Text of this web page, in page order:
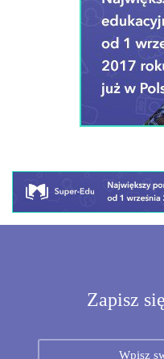
Zapisz